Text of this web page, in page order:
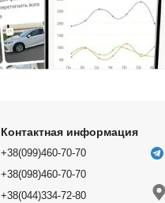
Контактная информация
+38(099)460-70-70
+38(098)460-70-70
+38(044)334-72-80